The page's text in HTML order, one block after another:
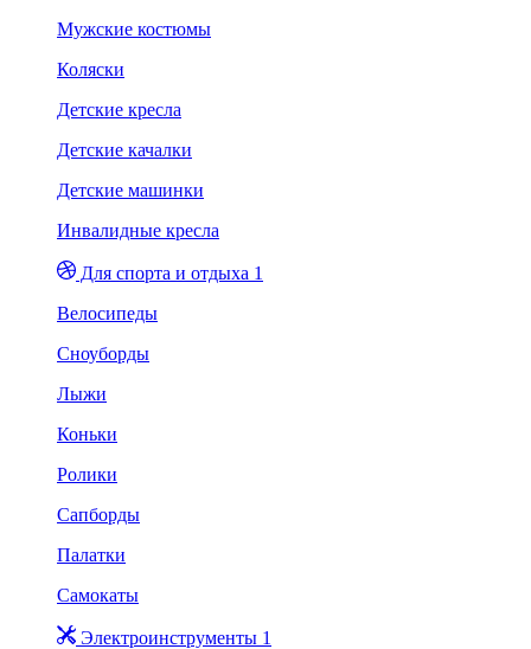
Мужские костюмы
Коляски
Детские кресла
Детские качалки
Детские машинки
Инвалидные кресла
Для спорта и отдыха 1
Велосипеды
Сноуборды
Лыжи
Коньки
Ролики
Сапборды
Палатки
Самокаты
Электроинструменты 1